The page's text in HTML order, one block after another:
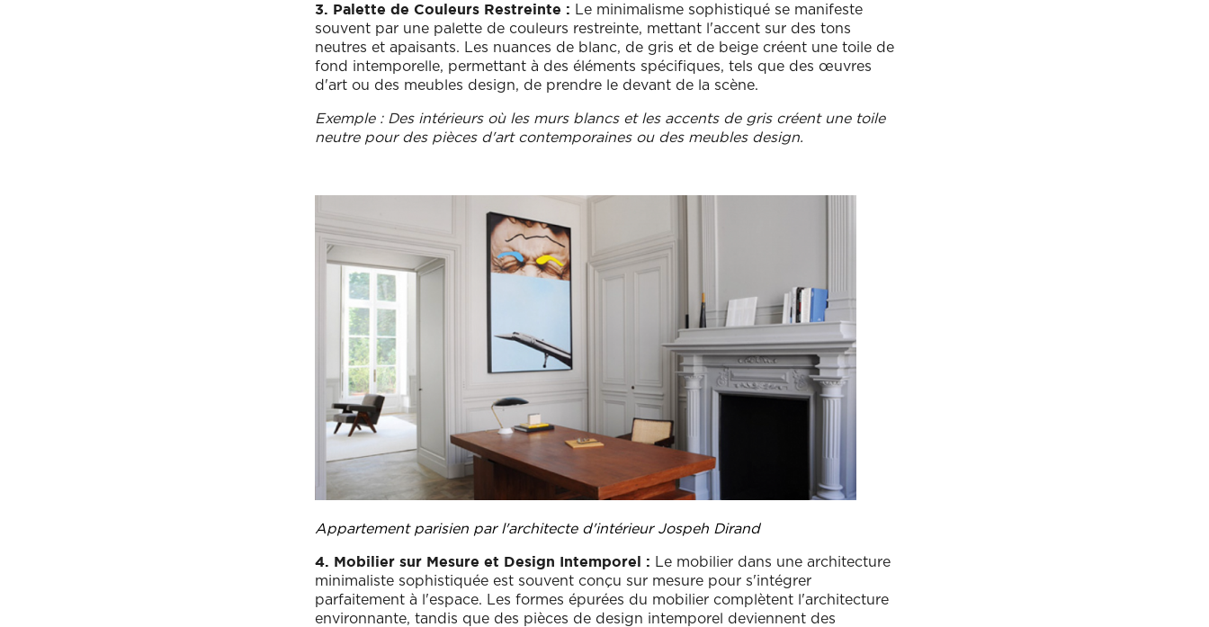
3. Palette de Couleurs Restreinte : Le minimalisme sophistiqué se manifeste
souvent par une palette de couleurs restreinte, mettant l'accent sur des tons
neutres et apaisants. Les nuances de blanc, de gris et de beige créent une toile de
fond intemporelle, permettant à des éléments spécifiques, tels que des œuvres
d'art ou des meubles design, de prendre le devant de la scène.
Exemple : Des intérieurs où les murs blancs et les accents de gris créent une toile
neutre pour des pièces d'art contemporaines ou des meubles design.
Appartement parisien par l'architecte d'intérieur Jospeh Dirand
4. Mobilier sur Mesure et Design Intemporel : Le mobilier dans une architecture
minimaliste sophistiquée est souvent conçu sur mesure pour s'intégrer
parfaitement à l'espace. Les formes épurées du mobilier complètent l'architecture
environnante, tandis que des pièces de design intemporel deviennent des